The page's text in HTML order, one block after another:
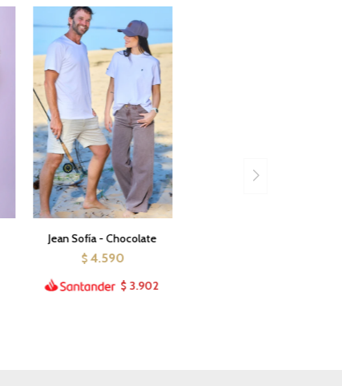
Jean Sofía - Chocolate
$ 4.590
$ 3.902